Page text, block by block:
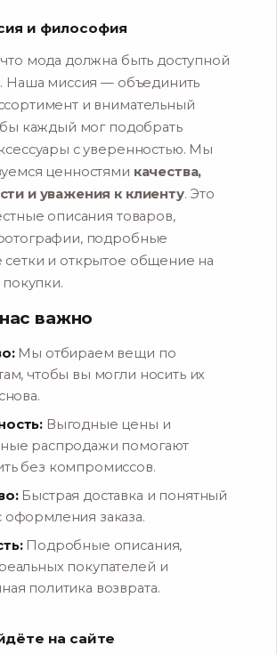
и философия
мода должна быть доступной
Наша миссия — объединить
и внимательный
каждый мог подобрать
с уверенностью. Мы
ценностями качества,
и уважения к клиенту. Это
описания товаров,
подробные
и открытое общение на
покупки.
важно
Мы отбираем вещи по
чтобы вы могли носить их
Выгодные цены и
распродажи помогают
без компромиссов.
Быстрая доставка и понятный
оформления заказа.
Подробные описания,
покупателей и
политика возврата.
на сайте